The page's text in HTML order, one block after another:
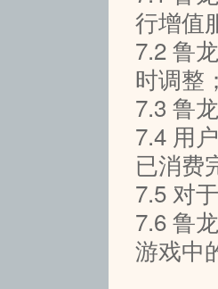
行增值
7.2 鲁
时调
7.3 鲁
7.4 用
已消费
7.5 对
7.6 鲁
游戏中